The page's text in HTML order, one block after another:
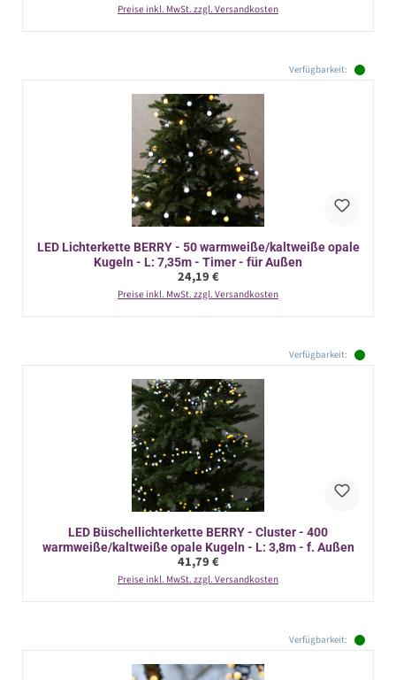
Preise inkl. MwSt. zzgl. Versandkosten
Verfügbarkeit:
LED Lichterkette BERRY - 50 warmweiße/kaltweiße opale
Kugeln - L: 7,35m - Timer - für Außen
Regulärer Preis:
24,19 €
Preise inkl. MwSt. zzgl. Versandkosten
Verfügbarkeit:
LED Büschellichterkette BERRY - Cluster - 400
warmweiße/kaltweiße opale Kugeln - L: 3,8m - f. Außen
Regulärer Preis:
41,79 €
Preise inkl. MwSt. zzgl. Versandkosten
Verfügbarkeit: